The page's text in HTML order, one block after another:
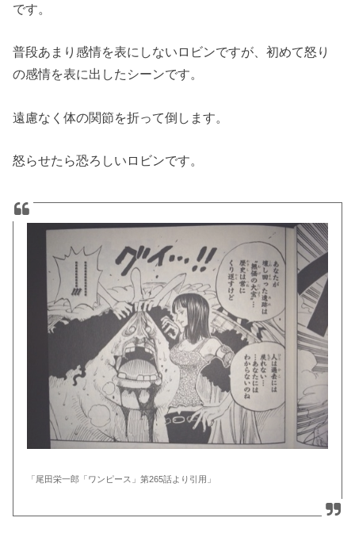
です。
普段あまり感情を表にしないロビンですが、初めて怒り
の感情を表に出したシーンです。
遠慮なく体の関節を折って倒します。
怒らせたら恐ろしいロビンです。
「尾田栄一郎「ワンピース」第265話より引用」